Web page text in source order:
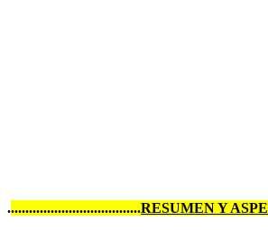
.....................................RESUMEN Y